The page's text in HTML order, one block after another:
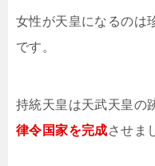
女性が天皇になるのは
です。
持統天皇は天武天皇の
律令国家を完成させま